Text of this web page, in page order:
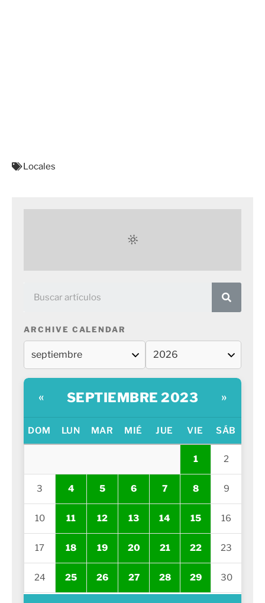
Locales
ARCHIVE CALENDAR
« SEPTIEMBRE 2023 »
DOM LUN MAR MIÉ JUE VIE SÁB
1 2
3 4 5 6 7 8 9
10 11 12 13 14 15 16
17 18 19 20 21 22 23
24 25 26 27 28 29 30